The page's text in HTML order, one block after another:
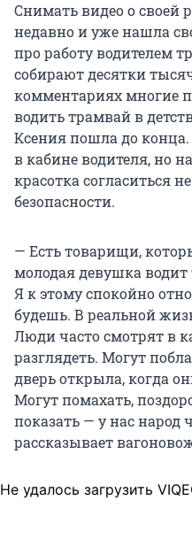
Снимать видео о своей
недавно и уже нашла
про работу водителем
собирают десятки
комментариях многие
водить трамвай в
Ксения пошла до
в кабине водителя, но
красотка согласиться
безопасности.
— Есть товарищи,
молодая девушка водит
Я к этому спокойно
будешь. В реальной
Люди часто смотрят в
разглядеть. Могут
дверь открыла, когда
Могут помахать,
показать — у нас народ
рассказывает
Не удалось загрузить